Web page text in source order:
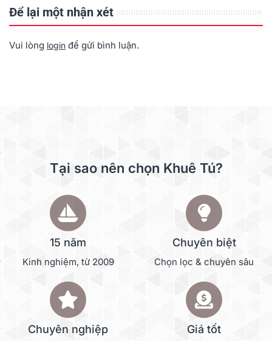
Để lại một nhận xét
Vui lòng login để gửi bình luận.
Tại sao nên chọn Khuê Tú?
15 năm
Kinh nghiệm, từ 2009
Chuyên biệt
Chọn lọc & chuyên sâu
Chuyên nghiệp Giá tốt